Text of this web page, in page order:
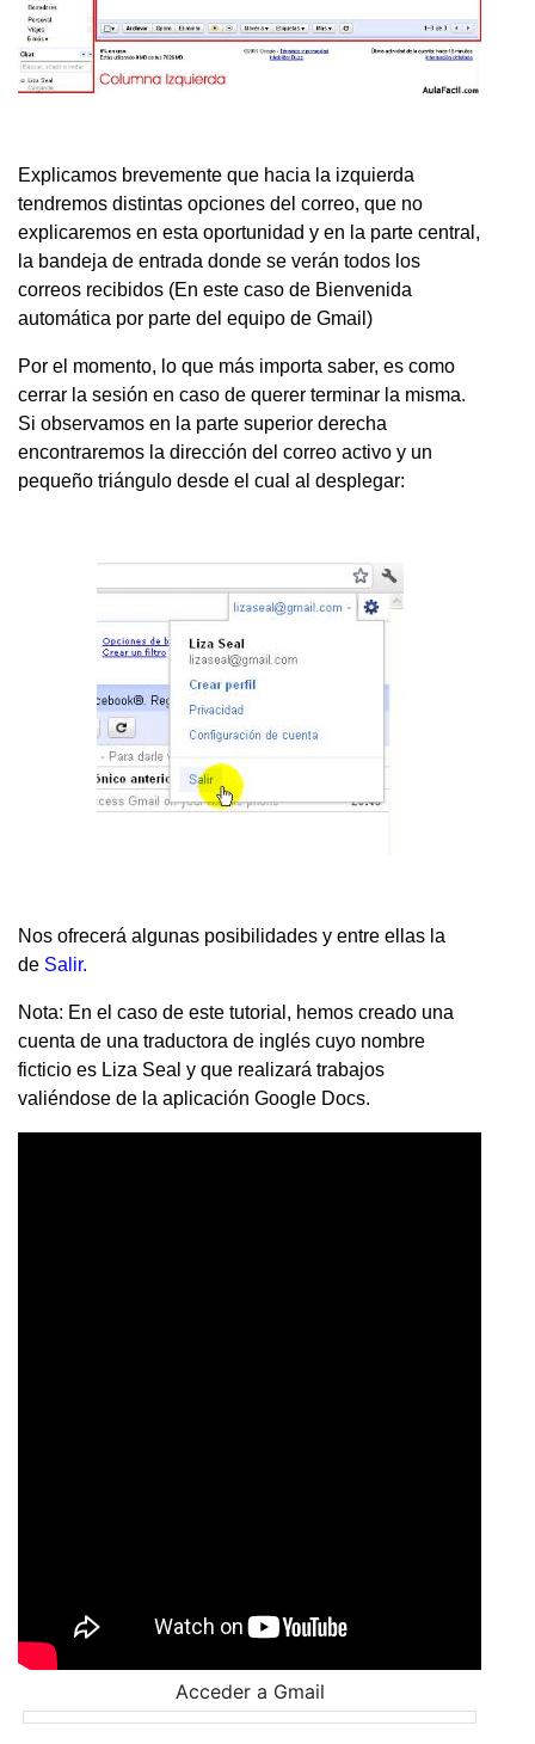
Explicamos brevemente que hacia la izquierda
tendremos distintas opciones del correo, que no
explicaremos en esta oportunidad y en la parte central,
la bandeja de entrada donde se verán todos los
correos recibidos (En este caso de Bienvenida
automática por parte del equipo de Gmail)
Por el momento, lo que más importa saber, es como
cerrar la sesión en caso de querer terminar la misma.
Si observamos en la parte superior derecha
encontraremos la dirección del correo activo y un
pequeño triángulo desde el cual al desplegar:
Nos ofrecerá algunas posibilidades y entre ellas la
de Salir.
Nota: En el caso de este tutorial, hemos creado una
cuenta de una traductora de inglés cuyo nombre
ficticio es Liza Seal y que realizará trabajos
valiéndose de la aplicación Google Docs.
Acceder a Gmail